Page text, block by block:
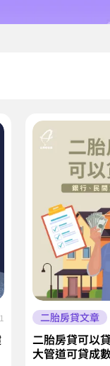
二胎房貸文章
二胎房貸可以
大管道可貸成